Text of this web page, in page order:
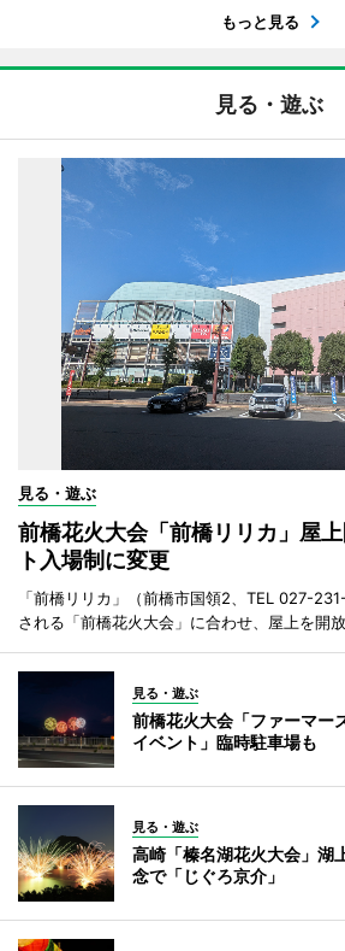
もっと見る
見る・遊ぶ
見る・遊ぶ
前橋花火大会「前橋リリカ」屋
ト入場制に変更
「前橋リリカ」（前橋市国領2、TEL 027-
される「前橋花火大会」に合わせ、屋上を開放
見る・遊ぶ
前橋花火大会「ファーマー
イベント」臨時駐車場も
見る・遊ぶ
高崎「榛名湖花火大会」湖
念で「じぐろ京介」